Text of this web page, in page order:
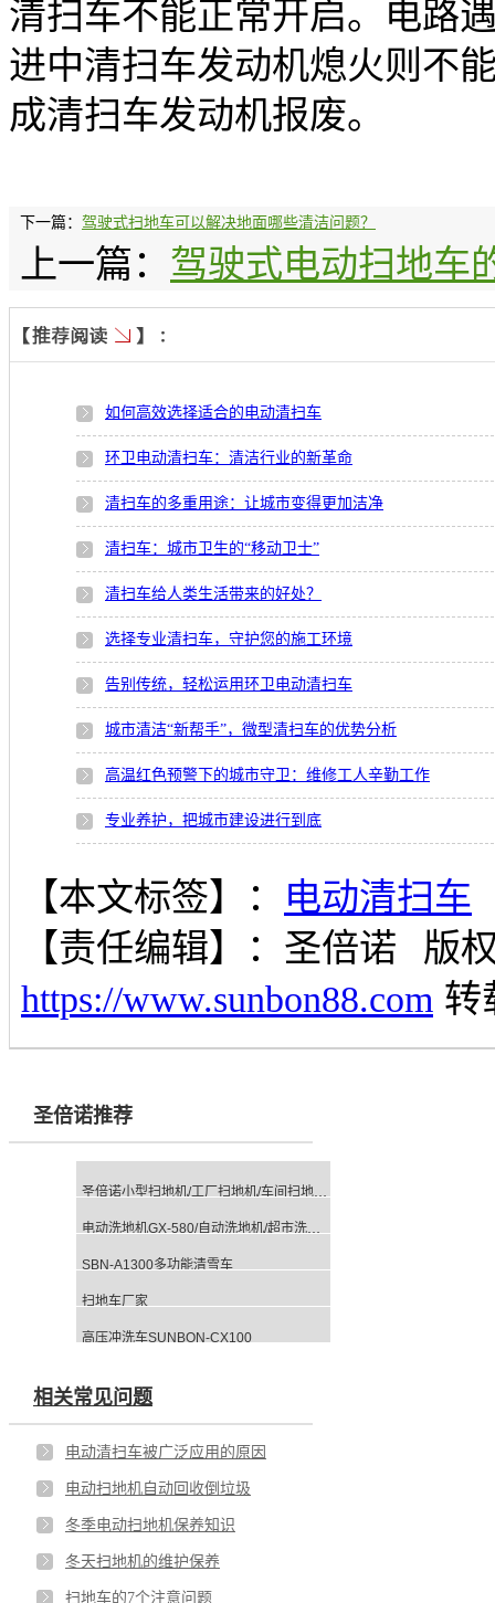
清扫车不能正常开启。电路
进中清扫车发动机熄火则不
成清扫车发动机报废。
下一篇： 驾驶式扫地车可以解决地面哪些清洁问题？
上一篇： 驾驶式电动扫地车
如何高效选择适合的电动清扫车
环卫电动清扫车：清洁行业的新革命
清扫车的多重用途：让城市变得更加洁净
清扫车：城市卫生的“移动卫士”
清扫车给人类生活带来的好处？
选择专业清扫车，守护您的施工环境
告别传统，轻松运用环卫电动清扫车
城市清洁“新帮手”，微型清扫车的优势分析
高温红色预警下的城市守卫：维修工人辛勤工作
专业养护，把城市建设进行到底
【本文标签】：
电动清扫车
【责任编辑】： 圣倍诺
版
https://www.sunbon88.com 转
圣倍诺推荐
SBN-A1300多功能清雪车
扫地车厂家
高压冲洗车SUNBON-CX100
相关常见问题
电动清扫车被广泛应用的原因
电动扫地机自动回收倒垃圾
冬季电动扫地机保养知识
冬天扫地机的维护保养
扫地车的7个注意问题